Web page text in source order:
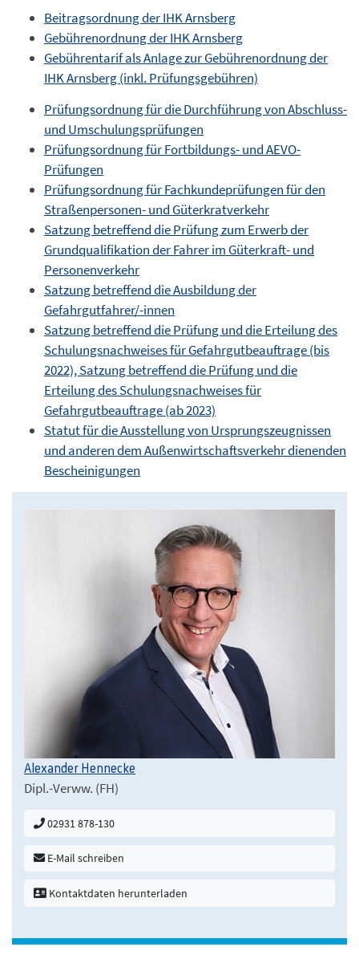
Beitragsordnung der IHK Arnsberg
Gebührenordnung der IHK Arnsberg
Gebührentarif als Anlage zur Gebührenordnung der
IHK Arnsberg (inkl. Prüfungsgebühren)
Prüfungsordnung für die Durchführung von Abschluss-
und Umschulungsprüfungen
Prüfungsordnung für Fortbildungs- und AEVO-
Prüfungen
Prüfungsordnung für Fachkundeprüfungen für den
Straßenpersonen- und Güterkratverkehr
Satzung betreffend die Prüfung zum Erwerb der
Grundqualifikation der Fahrer im Güterkraft- und
Personenverkehr
Satzung betreffend die Ausbildung der
Gefahrgutfahrer/-innen
Satzung betreffend die Prüfung und die Erteilung des
Schulungsnachweises für Gefahrgutbeauftrage (bis
2022),Satzung betreffend die Prüfung und die
Erteilung des Schulungsnachweises für
Gefahrgutbeauftrage (ab 2023)
Statut für die Ausstellung von Ursprungszeugnissen
und anderen dem Außenwirtschaftsverkehr dienenden
Bescheinigungen
Alexander Hennecke
Dipl.-Verww. (FH)
02931 878-130
E-Mail schreiben
Kontaktdaten herunterladen